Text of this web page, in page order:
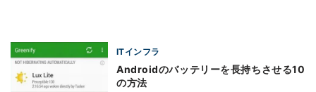
ITインフラ
Androidのバッテリーを長持ちさせる10
の方法